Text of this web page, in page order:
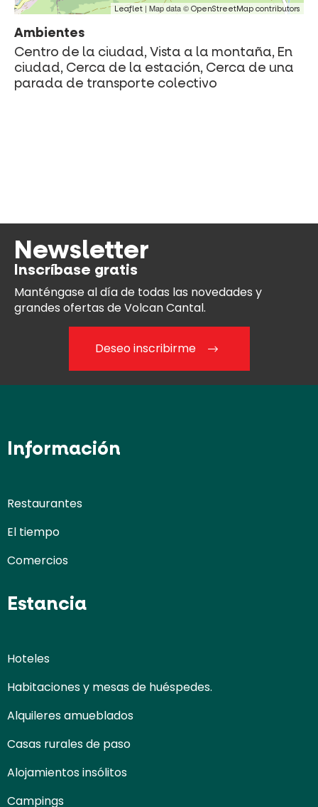
Leaflet | Map data © OpenStreetMap contributors
Ambientes
Centro de la ciudad, Vista a la montaña, En
ciudad, Cerca de la estación, Cerca de una
parada de transporte colectivo
Newsletter
Inscríbase gratis
Manténgase al díade todas las novedades y
grandes ofertas de Volcan Cantal.
Deseo inscribirme
Información
Restaurantes
El tiempo
Comercios
Estancia
Hoteles
Habitaciones y mesas de huéspedes.
Alquileres amueblados
Casas rurales de paso
Alojamientos insólitos
Campings